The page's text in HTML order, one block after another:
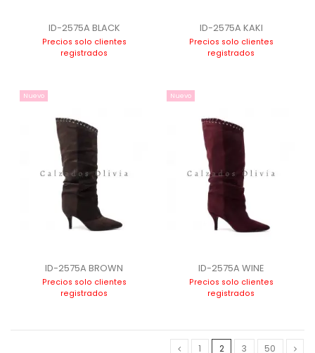
ID-2575A BLACK
Precios solo clientes
registrados
ID-2575A KAKI
Precios solo clientes
registrados
Nuevo
ID-2575A BROWN
Precios solo clientes
registrados
Nuevo
ID-2575A WINE
Precios solo clientes
registrados
1 2 3 50